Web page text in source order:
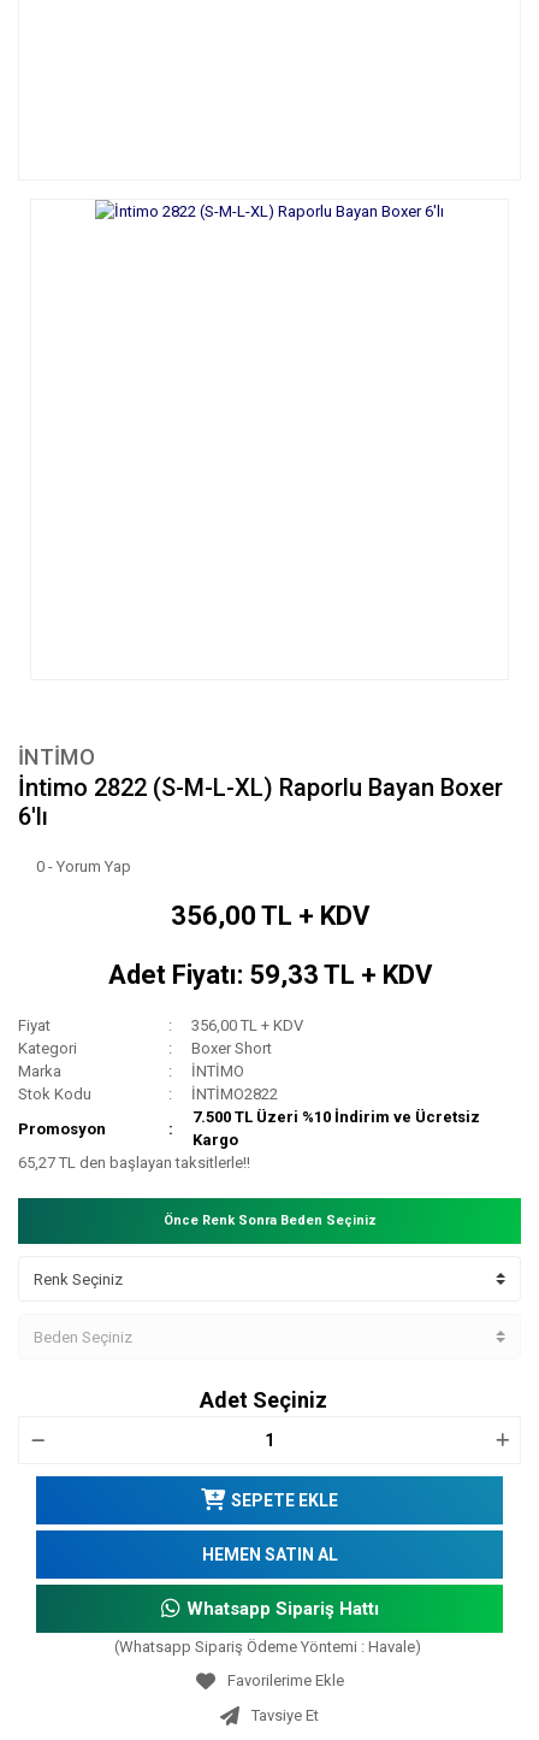
İNTİMO
İntimo 2822 (S-M-L-XL) Raporlu Bayan Boxer
6'lı
0 - Yorum Yap
356,00 TL + KDV
Adet Fiyatı: 59,33 TL + KDV
Fiyat
356,00 TL + KDV
Kategori
Boxer Short
Marka
İNTİMO
Stok Kodu
İNTİMO2822
Promosyon
7.500 TL Üzeri %10 İndirim ve Ücretsiz
Kargo
65,27 TL den başlayan taksitlerle!!
Önce Renk Sonra Beden Seçiniz
Adet Seçiniz
SEPETE EKLE
HEMEN SATIN AL
Whatsapp Sipariş Hattı
(Whatsapp Sipariş Ödeme Yöntemi : Havale)
Tavsiye Et